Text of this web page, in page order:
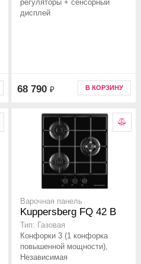
регуляторы + сенсорный
дисплей
68 790 ₽ В КОРЗИНУ
Варочная панель
Kuppersberg FQ 42 B
Тип: Газовая
Конфорки 3 (1 конфорка
повышенной мощности),
Независимая